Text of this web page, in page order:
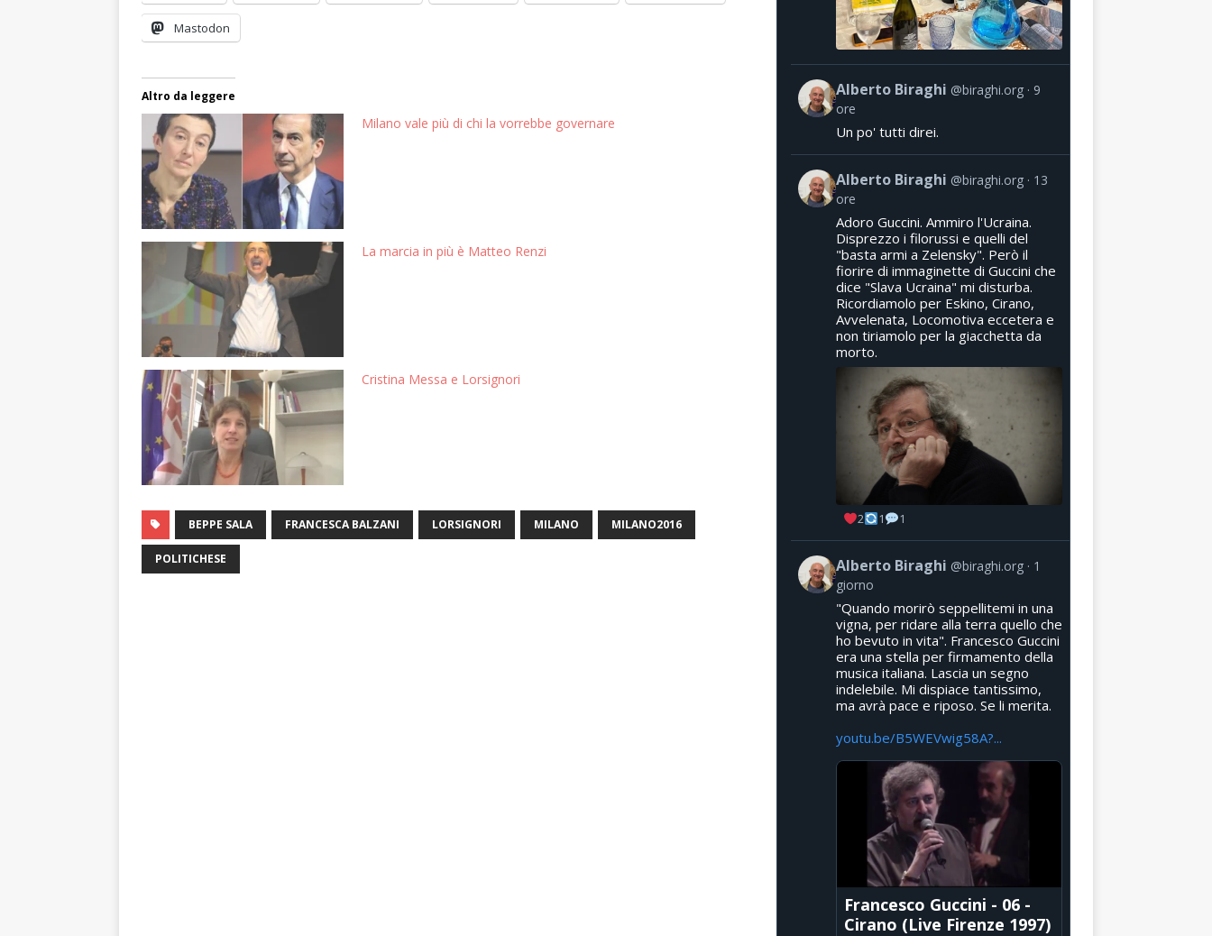
Mastodon
Altro da leggere
Milano vale più di chi la vorrebbe governare
La marcia in più è Matteo Renzi
Cristina Messa e Lorsignori
BEPPE SALA FRANCESCA BALZANI LORSIGNORI MILANO MILANO2016
POLITICHESE
Alberto Biraghi @biraghi.org
9
ore
Un po' tutti direi.
Alberto Biraghi @biraghi.org
13
ore
Adoro Guccini. Ammiro l'Ucraina.
Disprezzo i filorussi e quelli del
"basta armi a Zelensky". Però il
fiorire di immaginette di Guccini che
dice "Slava Ucraina" mi disturba.
Ricordiamolo per Eskino, Cirano,
Avvelenata, Locomotiva eccetera e
non tiriamolo per la giacchetta da
morto.
2 1 1
Alberto Biraghi @biraghi.org
1
giorno
"Quando morirò seppellitemi in una
vigna, per ridare alla terra quello che
ho bevuto in vita". Francesco Guccini
era una stella per firmamento della
musica italiana. Lascia un segno
indelebile. Mi dispiace tantissimo,
ma avrà pace e riposo. Se li merita.
youtu.be/B5WEVwig58A?...
Francesco Guccini - 06 -
Cirano (Live Firenze 1997)